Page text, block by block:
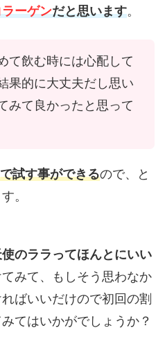
ーゲンだと思います。
て飲む時には心配して
果的に大丈夫だし思い
みて良かったと思って
試す事ができるので、と
。
使のララってほんとにいい
みて、もしそう思わなか
ばいいだけので初回の割
てはいかがでしょうか？